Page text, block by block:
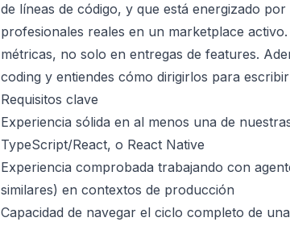
de líneas de código, y que está energizado
profesionales reales en un marketplace
métricas, no solo en entregas de features.
coding y entiendes cómo dirigirlos para
Requisitos clave
Experiencia sólida en al menos una de
TypeScript/React, o React Native
Experiencia comprobada trabajando con
similares) en contextos de producción
Capacidad de navegar el ciclo completo de